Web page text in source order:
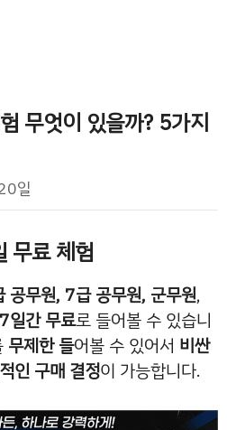
무엇이 있을까? 5가지
일
무료 체험
공무원, 7급 공무원, 군무원,
7일간 무료로 들어볼 수 있습니
무제한 들어볼 수 있어서 비싼
인 구매 결정이 가능합니다.